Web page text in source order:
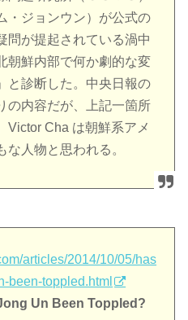
・ジョンウン）が公式の
問が提起されている渦中
朝鮮内部で何か劇的な変
と診断した。中央日報の
の内容だが、上記一箇所
Victor Cha は朝鮮系アメ
な人物と思われる。
articles/2014/10/05/has
been-toppled.html
Un Been Toppled?